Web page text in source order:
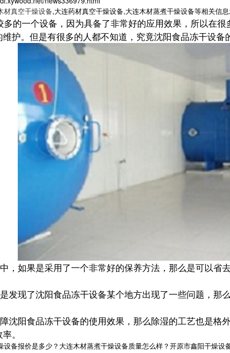
材真空干燥设备,大连药材真空干燥设备,大连木材蒸煮干燥设备等相关信
多的一个设备，因为具备了非常好的应用效果，所以在
护。但是有很多的人都不知道，究竟沈阳食品冻干设备
，如果是采用了一个非常好的保养方法，那么是可以省
发现了沈阳食品冻干设备某个地方出现了一些问题，那
沈阳食品冻干设备的使用效果，那么除湿的工艺也是格
。
备报价是多少？大连木材蒸煮干燥设备质量怎么样？开原市鑫阳干燥